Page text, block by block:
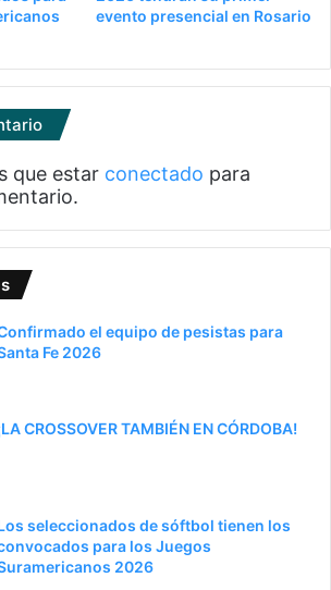
evento presencial en Rosario
que estar conectado para
el equipo de pesistas para
Fe 2026
CROSSOVER TAMBIÉN EN CÓRDOBA!
seleccionados de sóftbol tienen los
para los Juegos
2026